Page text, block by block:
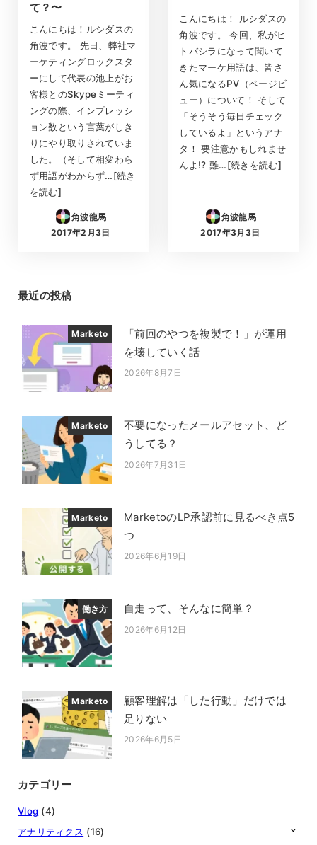
て？〜
こんにちは！ルシダスの
角波です。 先日、弊社マ
ーケティングロックスタ
ーにして代表の池上がお
客様とのSkypeミーティ
ングの際、インプレッシ
ョン数という言葉がしき
りにやり取りされていま
した。（そして相変わら
ず用語がわからず…[続き
を読む]
角波龍馬
投稿日
2017年2月3日
こんにちは！ ルシダスの
角波です。 今回、私がヒ
トバシラになって聞いて
きたマーケ用語は、皆さ
ん気になるPV（ページビ
ュー）について！ そして
「そうそう毎日チェック
しているよ」というアナ
タ！ 要注意かもしれませ
んよ!? 難…[続きを読む]
角波龍馬
投稿日
2017年3月3日
最近の投稿
Marketo
「前回のやつを複製で！」が運用
を壊していく話
投稿日
2026年8月7日
Marketo
不要になったメールアセット、ど
うしてる？
投稿日
2026年7月31日
Marketo
MarketoのLP承認前に見るべき点5
つ
投稿日
2026年6月19日
働き方 自走って、そんなに簡単？
投稿日
2026年6月12日
Marketo
顧客理解は「した行動」だけでは
足りない
投稿日
2026年6月5日
カテゴリー
Vlog (4)
アナリティクス (16)